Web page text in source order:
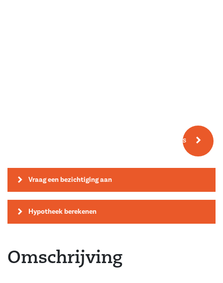
Meer fotos
Vraag een bezichtiging aan
Hypotheek berekenen
Omschrijving